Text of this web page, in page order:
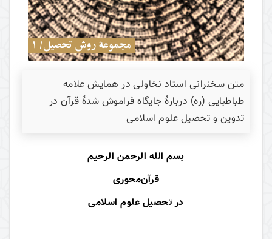
متن سخنرانی استاد نخاولی در همایش علامه
طباطبایی (ره) دربارۀ جایگاه فراموش شدۀ قرآن در
تدوین و تحصیل علوم اسلامی
بسم الله الرحمن الرحیم
قرآن‌محوری
در تحصیل علوم اسلامی